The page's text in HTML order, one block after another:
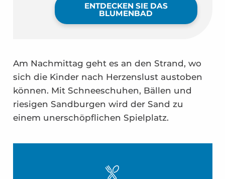
ENTDECKEN SIE DAS
BLUMENBAD
Am Nachmittag geht es an den Strand, wo
sich die Kinder nach Herzenslust austoben
können. Mit Schneeschuhen, Bällen und
riesigen Sandburgen wird der Sand zu
einem unerschöpflichen Spielplatz.